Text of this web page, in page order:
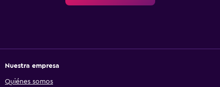
Nuestra empresa
Quiénes somos